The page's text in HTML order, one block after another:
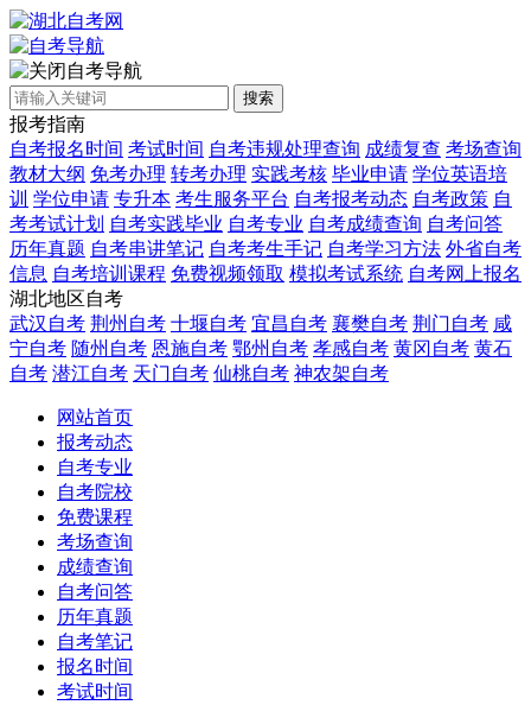
自考导航
搜索
报考指南
自考报名时间 考试时间 自考违规处理查询 成绩复查 考场查询
教材大纲 免考办理 转考办理 实践考核 毕业申请 学位英语培
训 学位申请 专升本 考生服务平台 自考报考动态 自考政策 自
考考试计划 自考实践毕业 自考专业 自考成绩查询 自考问答
历年真题 自考串讲笔记 自考考生手记 自考学习方法 外省自考
信息 自考培训课程 免费视频领取 模拟考试系统 自考网上报名
湖北地区自考
武汉自考 荆州自考 十堰自考 宜昌自考 襄樊自考 荆门自考 咸
宁自考 随州自考 恩施自考 鄂州自考 孝感自考 黄冈自考 黄石
自考 潜江自考 天门自考 仙桃自考 神农架自考
网站首页
报考动态
自考专业
自考院校
免费课程
考场查询
成绩查询
自考问答
历年真题
自考笔记
报名时间
考试时间